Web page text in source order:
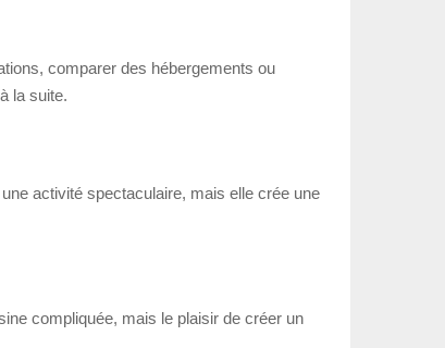
comparer des hébergements ou
la suite.
activité spectaculaire, mais elle crée une
compliquée, mais le plaisir de créer un